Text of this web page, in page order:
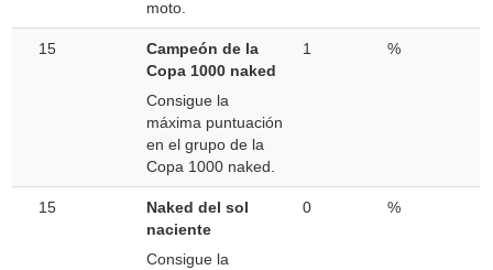
moto.
15
Campeón de la
Copa 1000 naked
Consigue la
máxima puntuación
en el grupo de la
Copa 1000 naked.
1 %
15
Naked del sol
naciente
Consigue la
0 %